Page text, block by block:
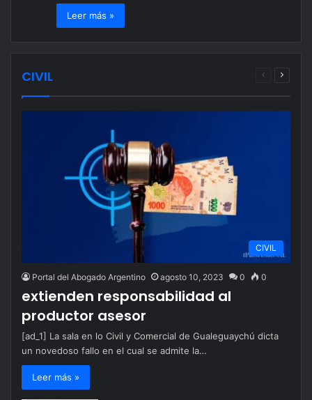
Leer más »
CIVIL
PáginaPágina
CIVIL
Portal del Abogado Argentino agosto 10, 2023 0 0
extienden responsabilidad al
productor asesor
[ad_1] La sala en lo Civil y Comercial de Gualeguaychú dicta
un novedoso fallo en el cual se admite la…
Leer más »